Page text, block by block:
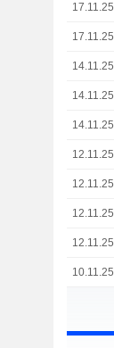
17.11.25
17.11.25
14.11.25
14.11.25
14.11.25
12.11.25
12.11.25
12.11.25
12.11.25
10.11.25